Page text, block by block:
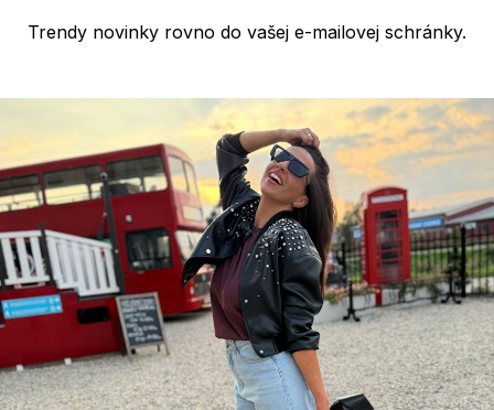
Trendy novinky rovno do vašej e-mailovej schránky.